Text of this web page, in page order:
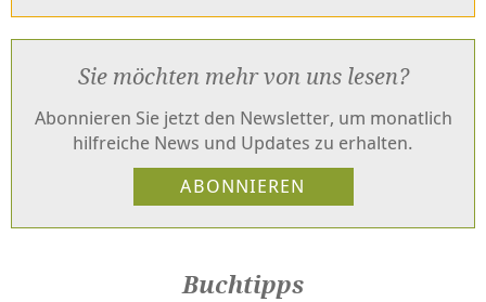
Sie möchten mehr von uns lesen?
Abonnieren Sie jetzt den Newsletter, um monatlich
hilfreiche News und Updates zu erhalten.
Buchtipps